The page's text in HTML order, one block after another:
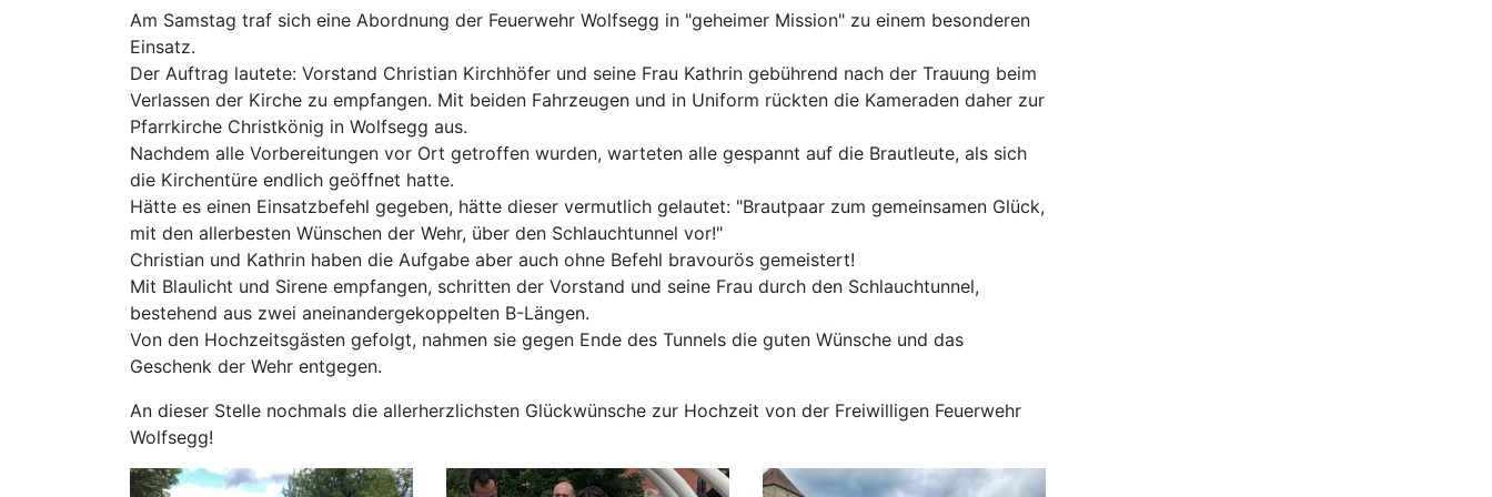
Am Samstag traf sich eine Abordnung der Feuerwehr Wolfsegg in "geheimer Mission" zu einem besonderen
Einsatz.
Der Auftrag lautete: Vorstand Christian Kirchhöfer und seine Frau Kathrin gebührend nach der Trauung beim
Verlassen der Kirche zu empfangen. Mit beiden Fahrzeugen und in Uniform rückten die Kameraden daher zur
Pfarrkirche Christkönig in Wolfsegg aus.
Nachdem alle Vorbereitungen vor Ort getroffen wurden, warteten alle gespannt auf die Brautleute, als sich
die Kirchentüre endlich geöffnet hatte.
Hätte es einen Einsatzbefehl gegeben, hätte dieser vermutlich gelautet: "Brautpaar zum gemeinsamen Glück,
mit den allerbesten Wünschen der Wehr, über den Schlauchtunnel vor!"
Christian und Kathrin haben die Aufgabe aber auch ohne Befehl bravourös gemeistert!
Mit Blaulicht und Sirene empfangen, schritten der Vorstand und seine Frau durch den Schlauchtunnel,
bestehend aus zwei aneinandergekoppelten B-Längen.
Von den Hochzeitsgästen gefolgt, nahmen sie gegen Ende des Tunnels die guten Wünsche und das
Geschenk der Wehr entgegen.
An dieser Stelle nochmals die allerherzlichsten Glückwünsche zur Hochzeit von der Freiwilligen Feuerwehr
Wolfsegg!